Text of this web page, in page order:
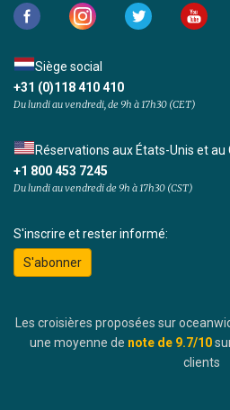
Siège social
+31 (0)118 410 410
Du lundi au vendredi, de 9h à 17h30 (CET)
Réservations aux États-Unis et au
+1 800 453 7245
Du lundi au vendredi de 9h à 17h30 (CST)
S'inscrire et rester informé:
S'abonner
Les croisières proposées sur
une moyenne de note de 9.7/10
clients